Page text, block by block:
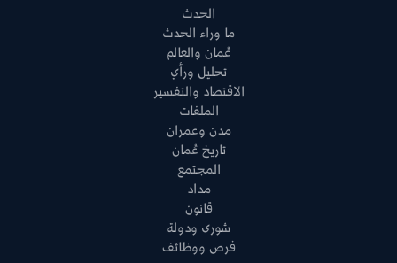
الحدث
ما وراء الحدث
عُمان والعالم
تحليل ورأي
الاقتصاد والتفسير
الملفات
مدن وعمران
تاريخ عُمان
المجتمع
مداد
قانون
شورى ودولة
فرص ووظائف